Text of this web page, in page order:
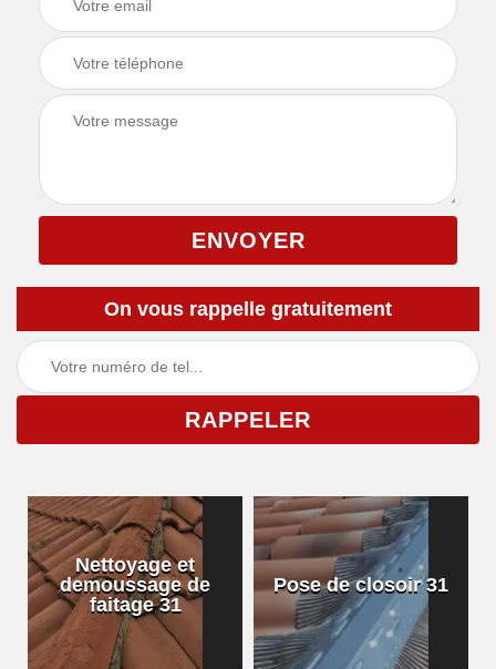
On vous rappelle gratuitement
Nettoyage et
demoussage de
faitage 31
Pose de closoir 31